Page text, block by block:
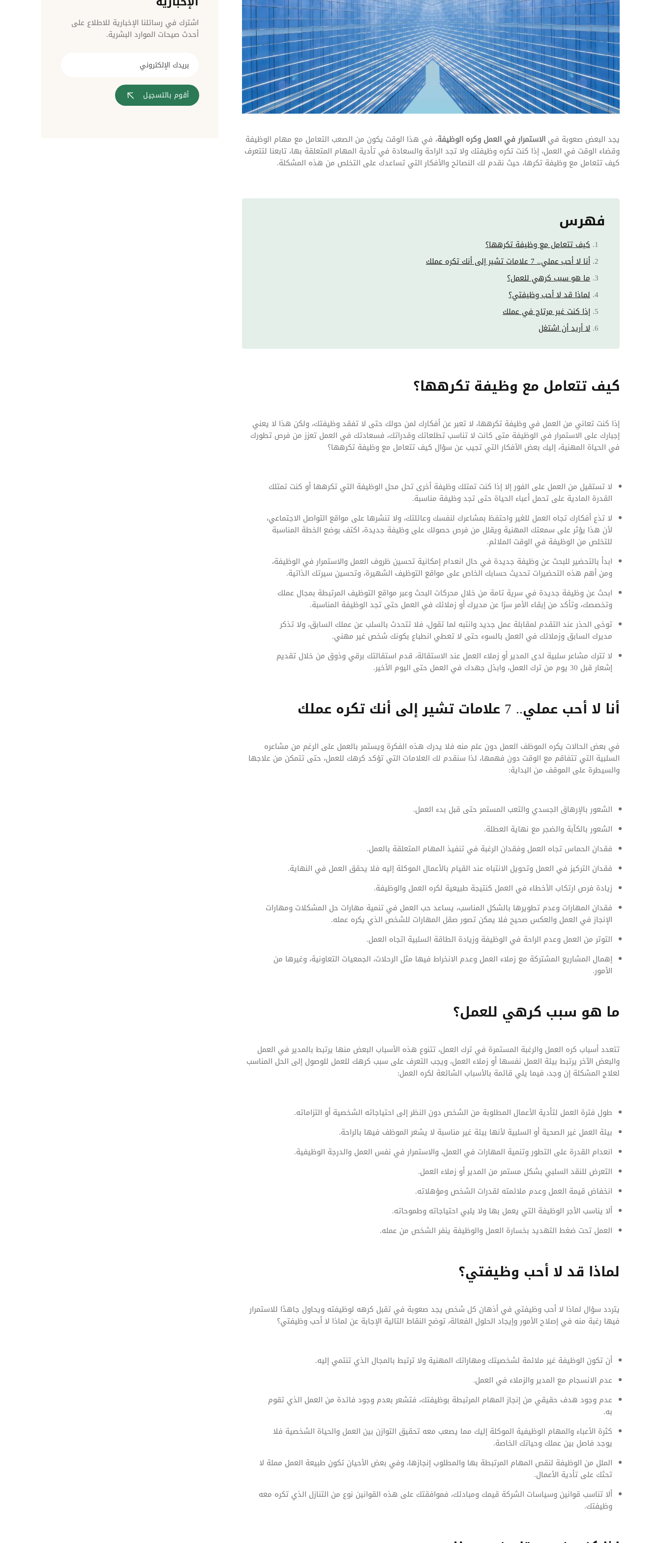
يجد البعض صعوبة في الاستمرار في العمل وكره الوظيفة، في هذا الوقت يكون من الصعب التعامل مع مهام الوظيفة
وقضاء الوقت في العمل، إذا كنت تكره وظيفتك ولا تجد الراحة والسعادة في تأدية المهام المتعلقة بها، تابعنا لتتعرف
كيف تتعامل مع وظيفة تكرها، حيث نقدم لك النصائح والأفكار التي تساعدك على التخلص من هذه المشكلة.
فهرس
كيف تتعامل مع وظيفة تكرهها؟
أنا لا أحب عملي.. 7 علامات تشير إلى أنك تكره عملك
ما هو سبب كرهي للعمل؟
لماذا قد لا أحب وظيفتي؟
إذا كنت غير مرتاح في عملك
لا أريد أن اشتغل
كيف تتعامل مع وظيفة تكرهها؟
إذا كنت تعاني من العمل في وظيفة تكرهها، لا تعبر عن أفكارك لمن حولك حتى لا تفقد وظيفتك، ولكن هذا لا يعني
إجبارك على الاستمرار في الوظيفة متى كانت لا تناسب تطلعاتك وقدراتك، فسعادتك في العمل تعزز من فرص تطورك
في الحياة المهنية، إليك بعض الأفكار التي تجيب عن سؤال كيف تتعامل مع وظيفة تكرهها؟
لا تستقيل من العمل على الفور إلا إذا كنت تمتلك وظيفة أخرى تحل محل الوظيفة التي تكرهها أو كنت تمتلك
القدرة المادية على تحمل أعباء الحياة حتى تجد وظيفة مناسبة.
لا تذع أفكارك تجاه العمل للغير واحتفظ بمشاعرك لنفسك وعائلتك، ولا تنشرها على مواقع التواصل الاجتماعي،
لأن هذا يؤثر على سمعتك المهنية ويقلل من فرص حصولك على وظيفة جديدة، اكتف بوضع الخطة المناسبة
للتخلص من الوظيفة في الوقت الملائم.
ابدأ بالتحضير للبحث عن وظيفة جديدة في حال انعدام إمكانية تحسين ظروف العمل والاستمرار في الوظيفة،
ومن أهم هذه التحضيرات تحديث حسابك الخاص على مواقع التوظيف الشهيرة، وتحسين سيرتك الذاتية.
ابحث عن وظيفة جديدة في سرية تامة من خلال محركات البحث وعبر مواقع التوظيف المرتبطة بمجال عملك
وتخصصك، وتأكد من إبقاء الأمر سرًا عن مديرك أو زملائك في العمل حتى تجد الوظيفة المناسبة.
توخى الحذر عند التقدم لمقابلة عمل جديد وانتبه لما تقول، فلا تتحدث بالسلب عن عملك السابق، ولا تذكر
مديرك السابق وزملائك في العمل بالسوء حتى لا تعطي انطباع بكونك شخص غير مهني.
لا تترك مشاعر سلبية لدى المدير أو زملاء العمل عند الاستقالة، قدم استقالتك برقي وذوق من خلال تقديم
إشعار قبل 30 يوم من ترك العمل، وابذل جهدك في العمل حتى اليوم الأخير.
أنا لا أحب عملي.. 7 علامات تشير إلى أنك تكره عملك
في بعض الحالات يكره الموظف العمل دون علم منه فلا يدرك هذه الفكرة ويستمر بالعمل على الرغم من مشاعره
السلبية التي تتفاقم مع الوقت دون فهمها، لذا سنقدم لك العلامات التي تؤكد كرهك للعمل، حتى تتمكن من علاجها
والسيطرة على الموقف من البداية:
الشعور بالإرهاق الجسدي والتعب المستمر حتى قبل بدء العمل.
الشعور بالكآبة والضجر مع نهاية العطلة.
فقدان الحماس تجاه العمل وفقدان الرغبة في تنفيذ المهام المتعلقة بالعمل.
فقدان التركيز في العمل وتحويل الانتباه عند القيام بالأعمال الموكلة إليه فلا يحقق العمل في النهاية.
زيادة فرص ارتكاب الأخطاء في العمل كنتيجة طبيعية لكره العمل والوظيفة.
فقدان المهارات وعدم تطويرها بالشكل المناسب، يساعد حب العمل في تنمية مهارات حل المشكلات ومهارات
الإنجاز في العمل والعكس صحيح فلا يمكن تصور صقل المهارات للشخص الذي يكره عمله.
التوتر من العمل وعدم الراحة في الوظيفة وزيادة الطاقة السلبية اتجاه العمل.
إهمال المشاريع المشتركة مع زملاء العمل وعدم الانخراط فيها مثل الرحلات، الجمعيات التعاونية، وغيرها من
الأمور.
ما هو سبب كرهي للعمل؟
تتعدد أسباب كره العمل والرغبة المستمرة في ترك العمل، تتنوع هذه الأسباب البعض منها يرتبط بالمدير في العمل
والبعض الآخر يرتبط بيئة العمل نفسها أو زملاء العمل، ويجب التعرف على سبب كرهك للعمل للوصول إلى الحل المناسب
لعلاج المشكلة إن وجد، فيما يلي قائمة بالأسباب الشائعة لكره العمل:
طول فترة العمل لتأدية الأعمال المطلوبة من الشخص دون النظر إلى احتياجاته الشخصية أو التزاماته.
بيئة العمل غير الصحية أو السلبية لأنها بيئة غير مناسبة لا يشعر الموظف فيها بالراحة.
انعدام القدرة على التطور وتنمية المهارات في العمل، والاستمرار في نفس العمل والدرجة الوظيفية.
التعرض للنقد السلبي بشكل مستمر من المدير أو زملاء العمل.
انخفاض قيمة العمل وعدم ملائمته لقدرات الشخص ومؤهلاته.
ألا يناسب الأجر الوظيفة التي يعمل بها ولا يلبي احتياجاته وطموحاته.
العمل تحت ضغط التهديد بخسارة العمل والوظيفة ينفر الشخص من عمله.
لماذا قد لا أحب وظيفتي؟
يتردد سؤال لماذا لا أحب وظيفتي في أذهان كل شخص يجد صعوبة في تقبل كرهه لوظيفته ويحاول جاهدًا للاستمرار
فيها رغبة منه في إصلاح الأمور وإيجاد الحلول الفعالة، توضح النقاط التالية الإجابة عن لماذا لا أحب وظيفتي؟
أن تكون الوظيفة غير ملائمة لشخصيتك ومهاراتك المهنية ولا ترتبط بالمجال الذي تنتمي إليه.
عدم الانسجام مع المدير والزملاء في العمل.
عدم وجود هدف حقيقي من إنجاز المهام المرتبطة بوظيفتك، فتشعر بعدم وجود فائدة من العمل الذي تقوم
به.
كثرة الأعباء والمهام الوظيفية الموكلة إليك مما يصعب معه تحقيق التوازن بين العمل والحياة الشخصية فلا
يوجد فاصل بين عملك وحياتك الخاصة.
الملل من الوظيفة لنقص المهام المرتبطة بها والمطلوب إنجازها، وفي بعض الأحيان تكون طبيعة العمل مملة لا
تحثك على تأدية الأعمال.
ألا تناسب قوانين وسياسات الشركة قيمك ومبادئك، فموافقتك على هذه القوانين نوع من التنازل الذي تكره معه
وظيفتك.
اشترك في رسائلنا الإخبارية للاطلاع على
أحدث صيحات الموارد البشرية.
أقوم بالتسجيل
تحسين متابعة مهام وقوائم التحقق الخاصة
بالموارد البشرية
تتبع التأمين الصحي
قم بتتبع طلبات استرداد تكاليف الرعاية
مراقبة الدخول